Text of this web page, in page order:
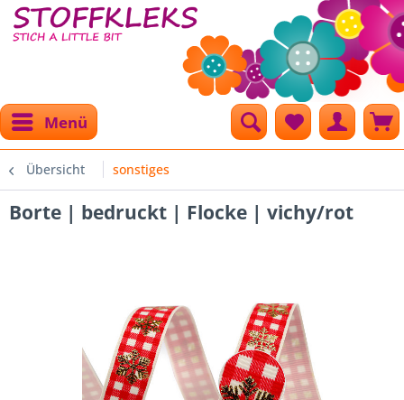
Menü
Übersicht sonstiges
Borte | bedruckt | Flocke | vichy/rot